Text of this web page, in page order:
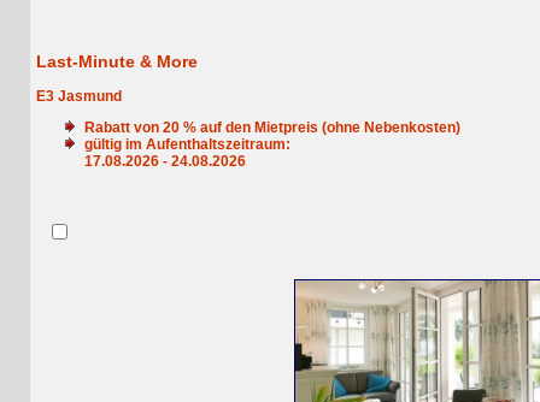
Last-Minute & More
E3 Jasmund
Rabatt von 20% auf den Mietpreis (ohne Nebenkosten)
gültig im Aufenthaltszeitraum:
17.08.2026 - 24.08.2026